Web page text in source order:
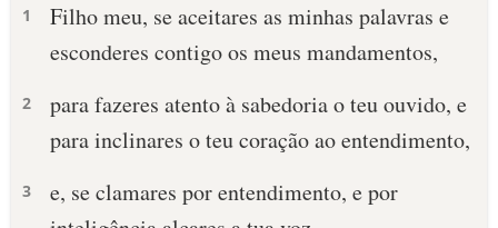
1
Filho meu, se aceitares as minhas palavras e
esconderes contigo os meus mandamentos,
2
para fazeres atento à sabedoria o teu ouvido, e
para inclinares o teu coração ao entendimento,
3
e, se clamares por entendimento, e por